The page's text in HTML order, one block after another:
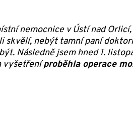
nemocnice v Ústí nad
skvělí, nebýt tamní paní
Následně jsem hned 1.
vyšetřeníproběhla operace